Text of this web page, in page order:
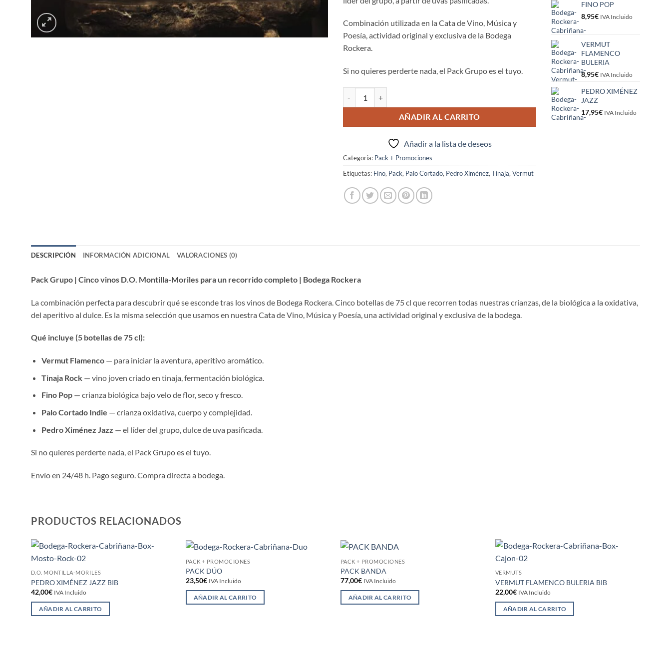
Combinación utilizada en la Cata de Vino, Música y
Poesía, actividad original y exclusiva de la Bodega
Rockera.
Si no quieres perderte nada, el Pack Grupo es el tuyo.
AÑADIR AL CARRITO
Añadir a la lista de deseos
Categoría: Pack + Promociones
Etiquetas: Fino, Pack, Palo Cortado, Pedro Ximénez, Tinaja, Vermut
FINO POP
8,95€ IVA Incluido
VERMUT
FLAMENCO
BULERIA
8,95€ IVA Incluido
PEDRO XIMÉNEZ
JAZZ
17,95€ IVA Incluido
DESCRIPCIÓN INFORMACIÓN ADICIONAL VALORACIONES (0)
Pack Grupo | Cinco vinos D.O. Montilla-Moriles para un recorrido completo | Bodega Rockera
La combinación perfecta para descubrir qué se esconde tras los vinos de Bodega Rockera. Cinco botellas de 75 cl que recorren todas nuestras crianzas, de la biológica a la oxidativa,
del aperitivo al dulce. Es la misma selección que usamos en nuestra Cata de Vino, Música y Poesía, una actividad original y exclusiva de la bodega.
Qué incluye (5 botellas de 75 cl):
Vermut Flamenco— para iniciar la aventura, aperitivo aromático.
Tinaja Rock— vino joven criado en tinaja, fermentación biológica.
Fino Pop— crianza biológica bajo velo de flor, seco y fresco.
Palo Cortado Indie — crianza oxidativa, cuerpo y complejidad.
Pedro Ximénez Jazz — el líder del grupo, dulce de uva pasificada.
Si no quieres perderte nada, el Pack Grupo es el tuyo.
Envío en 24/48 h. Pago seguro. Compra directa a bodega.
PRODUCTOS RELACIONADOS
D.O. MONTILLA-MORILES
PEDRO XIMÉNEZ JAZZ BIB
42,00€ IVA Incluido
AÑADIR AL CARRITO
PACK + PROMOCIONES
PACK DÚO
23,50€ IVA Incluido
AÑADIR AL CARRITO
PACK + PROMOCIONES
PACK BANDA
77,00€ IVA Incluido
AÑADIR AL CARRITO
VERMUTS
VERMUT FLAMENCO BULERIA BIB
22,00€ IVA Incluido
AÑADIR AL CARRITO